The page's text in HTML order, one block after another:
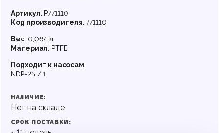
Артикул: P771110
Код производителя: 771110
Вес: 0,067 кг
Материал: PTFE
Подходит к насосам:
NDP-25 / 1
НАЛИЧИЕ:
Нет на складе
СРОК ПОСТАВКИ: